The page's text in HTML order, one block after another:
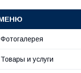
Фотогалерея
Товары и услуги